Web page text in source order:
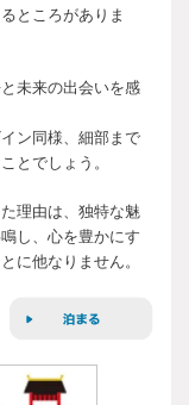
ところがありま
未来の出会いを感
ン同様、細部まで
とでしょう。
理由は、独特な魅
し、心を豊かにす
に他なりません。